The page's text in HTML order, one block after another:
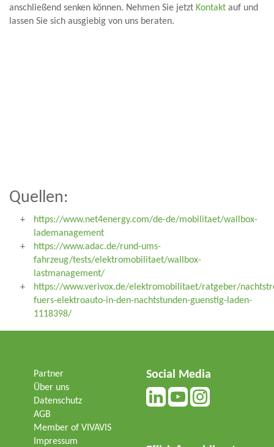
anschließend senken können. Nehmen Sie jetzt Kontakt auf und
lassen Sie sich ausgiebig von uns beraten.
Quellen:
https://www.net4energy.com/de-de/mobilitaet/wallbox-
lademanagement
https://www.adac.de/rund-ums-
fahrzeug/tests/elektromobilitaet/wallbox-
lastmanagement/
https://www.verivox.de/elektromobilitaet/ratgeber/
fuers-elektroauto-in-den-nachtstunden-guenstig-laden-
1118398/
Partner
Über uns
Datenschutz
AGB
Member of VIVAVIS
Impressum
Social Media